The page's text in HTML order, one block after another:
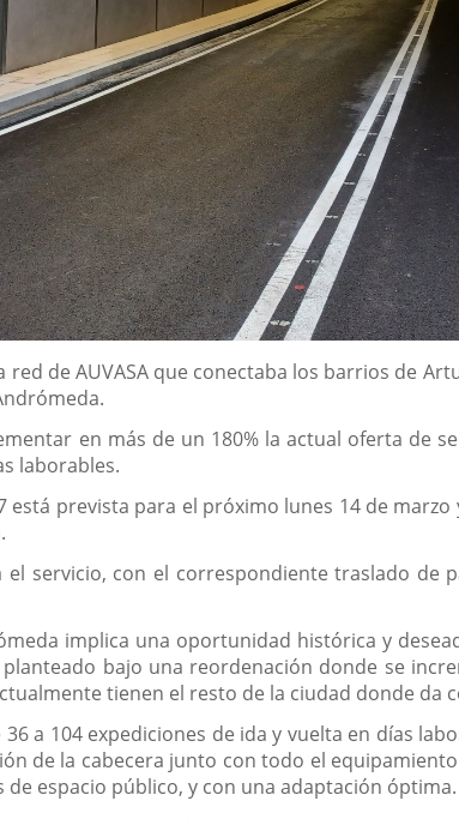
de AUVASA que conectaba los barrios de
en más de un 180% la actual oferta de
laborables.
está prevista para el próximo lunes 14 de
el servicio, con el correspondiente traslado
implica una oportunidad histórica y
planteado bajo una reordenación donde se
tienen el resto de la ciudad donde da
a 104 expediciones de ida y vuelta en días
de la cabecera junto con todo el
espacio público, y con una adaptación óptima.